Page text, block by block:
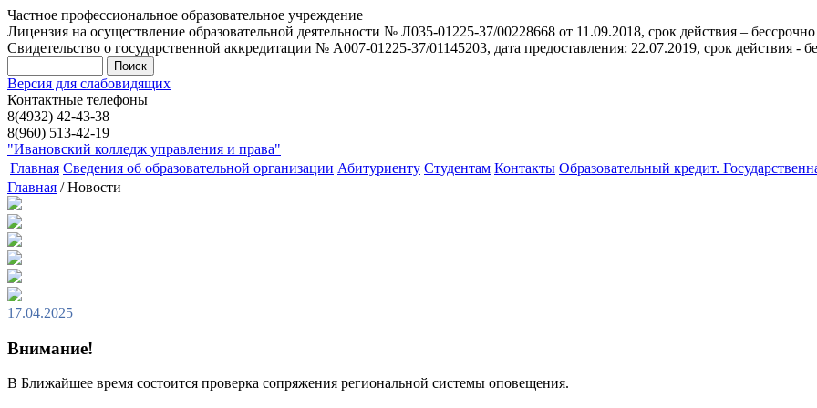
Частное профессиональное образовательное учреждение
Лицензия на осуществление образовательной деятельности № Л035-01225-37/00228668 от 11.09.2018, срок действия – бессрочно
Свидетельство о государственной аккредитации № А007-01225-37/01145203, дата предоставления: 22.07.2019, срок действия -
Версия для слабовидящих
Контактные телефоны
8(4932) 42-43-38
8(960) 513-42-19
"Ивановский колледж управления и права"
Главная Сведения об образовательной организации Абитуриенту Студентам Контакты Образовательный кредит.
Главная / Новости
17.04.2025
Внимание!
В Ближайшее время состоится проверка сопряжения региональной системы оповещения.